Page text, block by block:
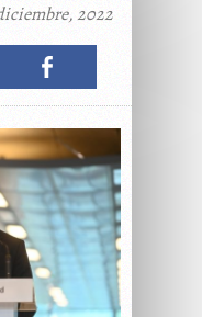
2022